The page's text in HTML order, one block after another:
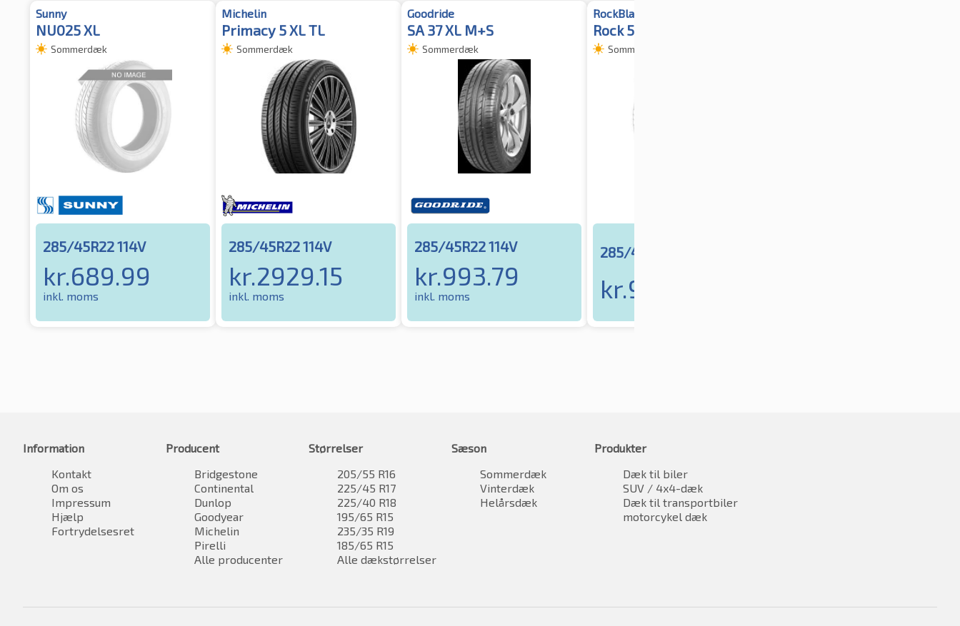
Sunny
NU025 XL
Sommerdæk
285/45R22 114V
kr.689.99
inkl. moms
Michelin
Primacy 5 XL TL
Sommerdæk
285/45R22 114V
kr.2929.15
inkl. moms
Goodride
SA 37 XL M+S
Sommerdæk
285/45R22 114V
kr.993.79
inkl. moms
RockBlade
Rock 535 XL M+S TL
Sommerdæk
285/45R22 114V
kr.954.61
Information
Kontakt
Om os
Impressum
Hjælp
Fortrydelsesret
Producent
Bridgestone
Continental
Dunlop
Goodyear
Michelin
Pirelli
Alle producenter
Størrelser
205/55 R16
225/45 R17
225/40 R18
195/65 R15
235/35 R19
185/65 R15
Alle dækstørrelser
Sæson
Sommerdæk
Vinterdæk
Helårsdæk
Produkter
Dæk til biler
SUV / 4x4-dæk
Dæk til transportbiler
motorcykel dæk